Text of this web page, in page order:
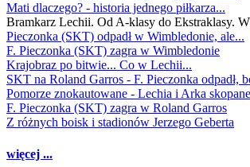
Mati dlaczego? - historia jednego piłkarza...
Bramkarz Lechii. Od A-klasy do Ekstraklasy.
Pieczonka (SKT) odpadł w Wimbledonie, ale...
F. Pieczonka (SKT) zagra w Wimbledonie
Krajobraz po bitwie... Co w Lechii...
SKT na Roland Garros - F. Pieczonka odpadł,
Pomorze znokautowane - Lechia i Arka
F. Pieczonka (SKT) zagra w Roland Garros
Z różnych boisk i stadionów Jerzego Geberta
więcej ...